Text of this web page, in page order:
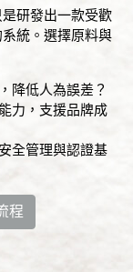
研發出一款受歡
統。選擇原料與
降低人為誤差？
力，支援品牌成
全管理與認證基
程